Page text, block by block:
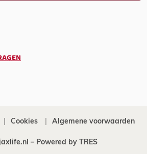
Cookies Algemene voorwaarden
– Powered by TRES